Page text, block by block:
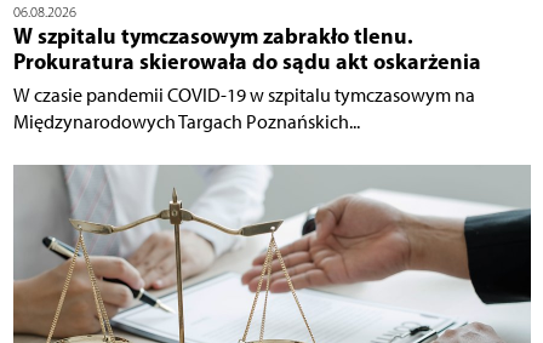
06.08.2026
W szpitalu tymczasowym zabrakło tlenu.
Prokuratura skierowała do sądu akt oskarżenia
W czasie pandemii COVID-19 w szpitalu tymczasowym na
Międzynarodowych Targach Poznańskich...